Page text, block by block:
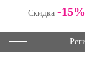
Скидка -15%